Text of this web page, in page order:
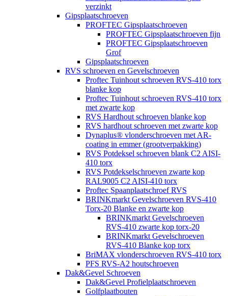
verzinkt
Gipsplaatschroeven
PROFTEC Gipsplaatschroeven
PROFTEC Gipsplaatschroeven fijn
PROFTEC Gipsplaatschroeven
Grof
Gipsplaatschroeven
RVS schroeven en Gevelschroeven
Proftec Tuinhout schroeven RVS-410 torx
blanke kop
Proftec Tuinhout schroeven RVS-410 torx
met zwarte kop
RVS Hardhout schroeven blanke kop
RVS hardhout schroeven met zwarte kop
Dynaplus® vlonderschroeven met AR-
coating in emmer (grootverpakking)
RVS Potdeksel schroeven blank C2 AISI-
410 torx
RVS Potdekselschroeven zwarte kop
RAL9005 C2 AISI-410 torx
Proftec Spaanplaatschroef RVS
BRINKmarkt Gevelschroeven RVS-410
Torx-20 Blanke en zwarte kop
BRINKmarkt Gevelschroeven
RVS-410 zwarte kop torx-20
BRINKmarkt Gevelschroeven
RVS-410 Blanke kop torx
BriMAX vlonderschroeven RVS-410 torx
PFS RVS-A2 houtschroeven
Dak&Gevel Schroeven
Dak&Gevel Profielplaatschroeven
Golfplaatbouten